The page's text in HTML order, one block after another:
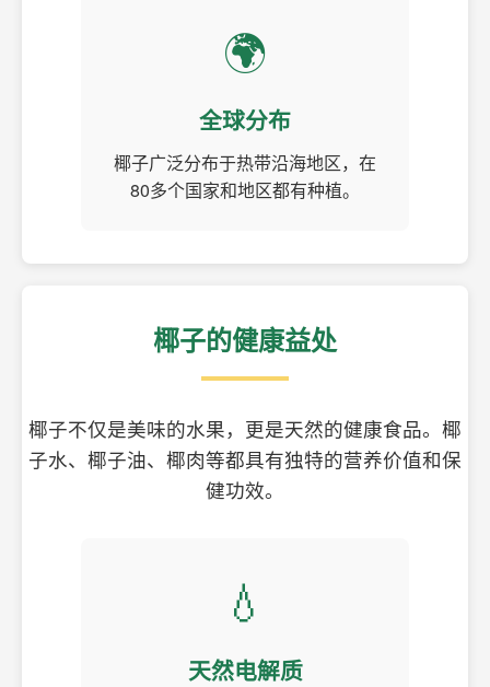
🌍
全球分布
椰子广泛分布于热带沿海地区，在
80多个国家和地区都有种植。
椰子的健康益处
椰子不仅是美味的水果，更是天然的健康食品。椰
子水、椰子油、椰肉等都具有独特的营养价值和保
健功效。
💧
天然电解质